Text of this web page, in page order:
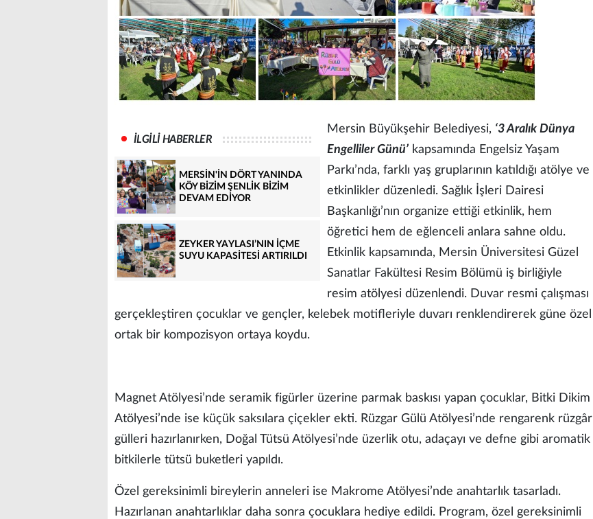
İLGİLİ HABERLER
MERSİN'İN DÖRT YANINDA
KÖY BİZİM ŞENLİK BİZİM
DEVAM EDİYOR
ZEYKER YAYLASI’NIN İÇME
SUYU KAPASİTESİ ARTIRILDI
Mersin Büyükşehir Belediyesi, ‘3 Aralık Dünya
Engelliler Günü’ kapsamında Engelsiz Yaşam
Parkı’nda, farklı yaş gruplarının katıldığı atölye ve
etkinlikler düzenledi. Sağlık İşleri Dairesi
Başkanlığı’nın organize ettiği etkinlik, hem
öğretici hem de eğlenceli anlara sahne oldu.
Etkinlik kapsamında, Mersin Üniversitesi Güzel
Sanatlar Fakültesi Resim Bölümü iş birliğiyle
resim atölyesi düzenlendi. Duvar resmi çalışması
gerçekleştiren çocuklar ve gençler, kelebek motifleriyle duvarı renklendirerek güne özel
ortak bir kompozisyon ortaya koydu.
Magnet Atölyesi’nde seramik figürler üzerine parmak baskısı yapan çocuklar, Bitki Dikim
Atölyesi’nde ise küçük saksılara çiçekler ekti. Rüzgar Gülü Atölyesi’nde rengarenk rüzgâr
gülleri hazırlanırken, Doğal Tütsü Atölyesi’nde üzerlik otu, adaçayı ve defne gibi aromatik
bitkilerle tütsü buketleri yapıldı.
Özel gereksinimli bireylerin anneleri ise Makrome Atölyesi’nde anahtarlık tasarladı.
Hazırlanan anahtarlıklar daha sonra çocuklara hediye edildi. Program, özel gereksinimli